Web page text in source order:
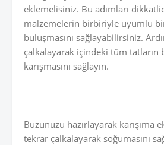
eklemelisiniz. Bu adımları
malzemelerin birbiriyle uyumlu
buluşmasını sağlayabilirsiniz.
çalkalayarak içindeki tüm tatların
karışmasını sağlayın.
Buzunuzu hazırlayarak karışıma
tekrar çalkalayarak soğumasını